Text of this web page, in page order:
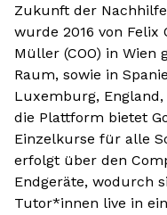
Zukunft der
wurde 2016 von Felix
Müller (COO) in
Raum, sowie in
Luxemburg,
die Plattform bietet
Einzelkurse für alle
erfolgt über den
Endgeräte, wodurch
Tutor*innen live in